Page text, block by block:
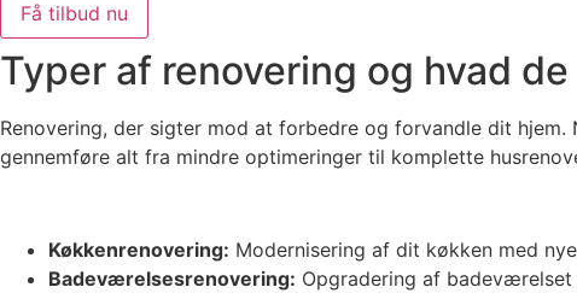
Få tilbud nu
Typer af renovering og hvad
Renovering, der sigter mod at forbedre og forvandle dit
gennemføre alt fra mindre optimeringer til komplette
Køkkenrenovering: Modernisering af dit køkken med
Badeværelsesrenovering: Opgradering af badeværelset